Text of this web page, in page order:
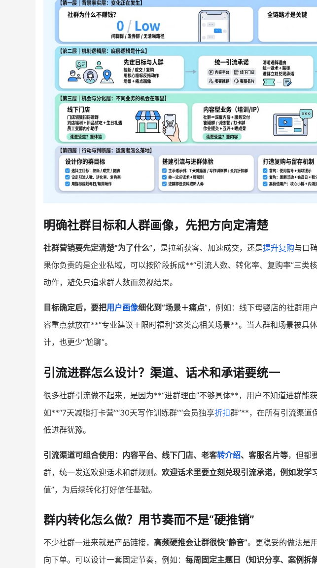
明确社群目标和人群画像，先把方向定清楚
社群营销要先定清楚“为了什么”，是拉新获客、加速成交，还是提升复购与口
果你负责的是企业私域，可以按阶段拆成**“引流人数、转化率、复购率”三类
动作，避免只追求群人数而忽视结果。
目标确定后，要把用户画像细化到“场景＋痛点”，例如：线下母婴店的社群用
容重点就放在**“专业建议＋限时福利”这类高相关场景**。当人群和场景被具
计，也更少“尬聊”。
引流进群怎么设计？渠道、话术和承诺要统一
很多社群引流做不起来，是因为**“进群理由”不够具体**，用户不知道进群能
如**“7天减脂打卡营”“30天写作训练群”“会员独享折扣群”**，在所有引流渠道
低进群犹豫。
引流渠道可组合使用：内容平台、线下门店、老客转介绍、客服名片等，但都
群，统一发送欢迎话术和群规则。 欢迎话术里要立刻兑现引流承诺，例如发学
值”，为后续转化打好信任基础。
群内转化怎么做？用节奏而不是“硬推销”
不少社群一进来就是产品链接， 高频硬推会让群很快“静音”。更稳妥的做法是
向下单。可以设计一套固定节奏，例如： 每周固定主题日（知识分享、案例拆